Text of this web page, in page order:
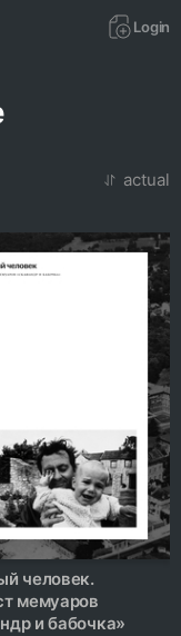
Login
actual
человек.
мемуаров
и бабочка»